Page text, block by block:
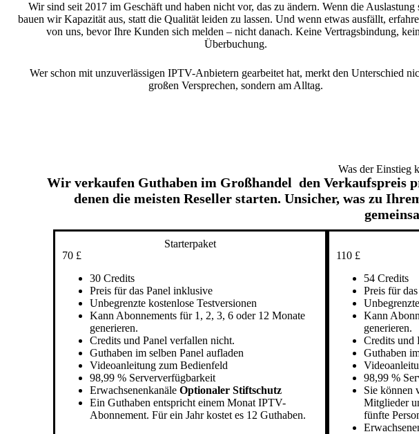
Wir sind seit 2017 im Geschäft und haben nicht vor, das zu ändern. Wenn die Auslastung
bauen wir Kapazität aus, statt die Qualität leiden zu lassen. Und wenn etwas ausfällt,
von uns, bevor Ihre Kunden sich melden – nicht danach. Keine Vertragsbindung,
Überbuchung.
Wer schon mit unzuverlässigen IPTV-Anbietern gearbeitet hat, merkt den Unterschied
großen Versprechen, sondern am Alltag.
Was der Einstieg
Wir verkaufen Guthaben im Großhandel den Verkaufspreis
denen die meisten Reseller starten. Unsicher, was zu
Starterpaket
70 £
30 Credits
Preis für das Panel inklusive
Unbegrenzte kostenlose Testversionen
Kann Abonnements für 1, 2, 3, 6 oder 12 Monate
generieren.
Credits und Panel verfallen nicht.
Guthaben im selben Panel aufladen
Videoanleitung zum Bedienfeld
98,99 % Serververfügbarkeit
ErwachsenenkanäleOptionaler Stiftschutz
Ein Guthaben entspricht einem Monat IPTV-
Abonnement. Für ein Jahr kostet es 12 Guthaben.
110 £
54 Credits
Preis für
Kann
generieren.
Credits und
Guthaben
98,99 %
Sie können
Mitglieder
fünfte